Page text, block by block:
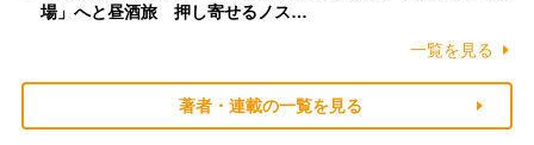
場」へと昼酒旅 押し寄せるノス…
一覧を見る
著者・連載の一覧を見る